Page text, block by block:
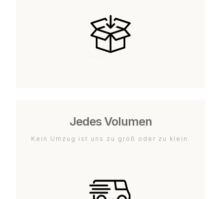
Jedes Volumen
Kein Umzug ist uns zu groß oder zu klein.